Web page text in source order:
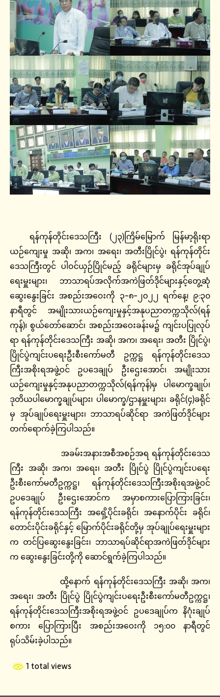
ရန်ကုန်တိုင်းဒေသကြီး (၂၃)ကြိမ်မြောက် မြန်မာ့ရိုးရာ
ယဉ်ကျေးမှု အဆို၊ အက၊ အရေး၊ အတီးပြိုင်ပွဲ၊ ရန်ကုန်တိုင်း
ဒေသကြီးတွင် ပါဝင်ယှဉ်ပြိုင်မည့် ခရိုင်များမှ ခရိုင်အုပ်ချုပ်
ရေးမှူးများ၊ ဘာသာရပ်အလိုက်အကဲဖြတ်ဒိုင်များနှင့်တွေ့ဆုံ
ဆွေးနွေးခြင်း အစည်းအဝေးကို ၃-၈-၂၀၂၂ ရက်နေ့၊ ၉:၃၀
နာရီတွင် အမျိုးသားယဉ်ကျေးမှုနှင့်အနုပညာတက္ကသိုလ်(ရန်
ကုန်)၊ စွယ်တော်ဆောင်၊ အစည်းအဝေးခန်းမ၌ ကျင်းပပြုလုပ်
ရာ ရန်ကုန်တိုင်းဒေသကြီး အဆို၊ အက၊ အရေး၊ အတီး ပြိုင်ပွဲ၊
ပြိုင်ပွဲကျင်းပရေးဦးစီးကော်မတီ ဥက္ကဋ္ဌ ရန်ကုန်တိုင်းဒေသ
ကြီးအစိုးရအဖွဲ့ဝင် ဥပဒေချုပ် ဦးဌေးအောင်၊ အမျိုးသား
ယဉ်ကျေးမှုနှင့်အနုပညာတက္ကသိုလ်(ရန်ကုန်)မှ ပါမောက္ခချုပ်၊
ဒုတိယပါမောက္ခချုပ်များ၊ ပါမောက္ခ/ဌာနမှူးများ၊ ခရိုင်(၄)ခရိုင်
မှ အုပ်ချုပ်ရေးမှူးများ၊ ဘာသာရပ်ဆိုင်ရာ အကဲဖြတ်ဒိုင်များ
တက်ရောက်ခဲ့ကြပါသည်။
အခမ်းအနားအစီအစဉ်အရ ရန်ကုန်တိုင်းဒေသ
ကြီး အဆို၊ အက၊ အရေး၊ အတီး ပြိုင်ပွဲ ပြိုင်ပွဲကျင်းပရေး
ဦးစီးကော်မတီဥက္ကဋ္ဌ၊ ရန်ကုန်တိုင်းဒေသကြီးအစိုးရအဖွဲ့ဝင်
ဥပဒေချုပ် ဦးဌေးအောင်က အမှာစကားပြောကြားခြင်း၊
ရန်ကုန်တိုင်းဒေသကြီး အရှေိ့ပိုင်းခရိုင်၊ အနောက်ပိုင်း ခရိုင်၊
တောင်းပိုင်းခရိုင်နှင့် မြောက်ပိုင်းခရိုင်တို့မှ အုပ်ချုပ်ရေးမှူးများ
က တင်ပြဆွေးနွေးခြင်း၊ ဘာသာရပ်ဆိုင်ရာအကဲဖြတ်ဒိုင်များ
က ဆွေးနွေးခြင်းတို့ကို ဆောင်ရွက်ခဲ့ကြပါသည်။
ထို့နောက် ရန်ကုန်တိုင်းဒေသကြီး အဆို၊ အက၊
အရေး၊ အတီး ပြိုင်ပွဲ ပြိုင်ပွဲကျင်းပရေးဦးစီးကော်မတီဥက္ကဋ္ဌ၊
ရန်ကုန်တိုင်းဒေသကြီးအစိုးရအဖွဲ့ဝင် ဥပဒေချုပ်က နိဂုံးချုပ်
စကား ပြောကြားပြီး အစည်းအဝေးကို ၁၅:၀၀ နာရီတွင်
ရုပ်သိမ်းခဲ့ပါသည်။
1 total views